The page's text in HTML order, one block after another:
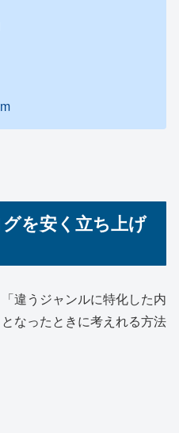
を安く立ち上げ
違うジャンルに特化した内
なったときに考えれる方法